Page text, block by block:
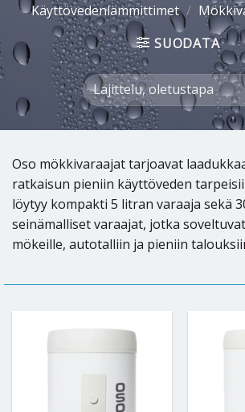
Käyttövedenlämmittimet /
SUODATA
Oso mökkivaraajat tarjoavat
ratkaisun pieniin käyttöveden
löytyy kompakti 5 litran varaaja sekä
seinämalliset varaajat, jotka
mökeille, autotalliin ja pieniin